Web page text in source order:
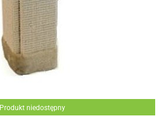
Produkt niedostępny